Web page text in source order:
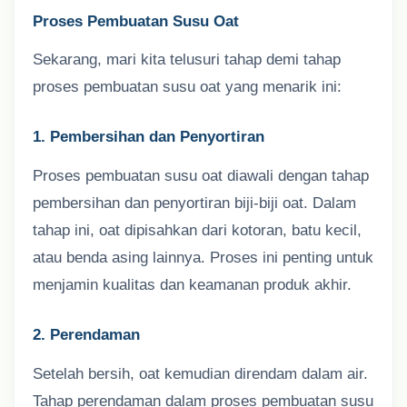
Proses Pembuatan Susu Oat
Sekarang, mari kita telusuri tahap demi tahap
proses pembuatan susu oat yang menarik ini:
1. Pembersihan dan Penyortiran
Proses pembuatan susu oat diawali dengan tahap
pembersihan dan penyortiran biji-biji oat. Dalam
tahap ini, oat dipisahkan dari kotoran, batu kecil,
atau benda asing lainnya. Proses ini penting untuk
menjamin kualitas dan keamanan produk akhir.
2. Perendaman
Setelah bersih, oat kemudian direndam dalam air.
Tahap perendaman dalam proses pembuatan susu